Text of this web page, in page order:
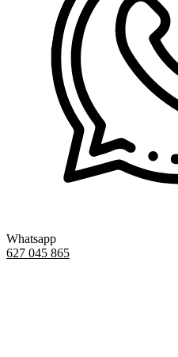
Whatsapp
627 045 865